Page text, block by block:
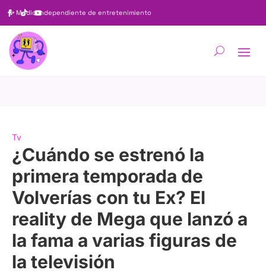
✨ Medio independiente de entretenimiento
Tv
¿Cuándo se estrenó la
primera temporada de
Volverías con tu Ex? El
reality de Mega que lanzó a
la fama a varias figuras de
la televisión